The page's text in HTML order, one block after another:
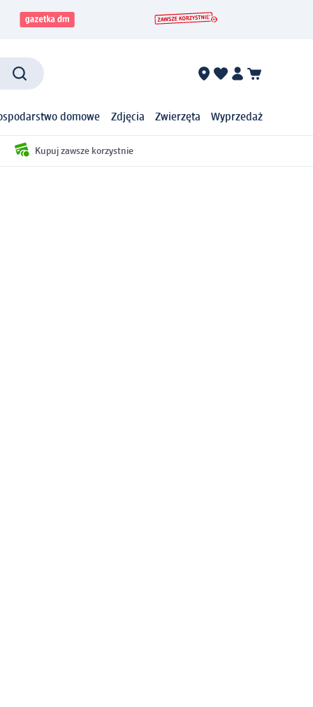
domowe Zdjęcia Zwierzęta Wyprzedaż
Kupuj zawsze korzystnie